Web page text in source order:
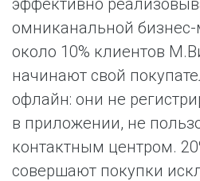
эффективно
омниканальной
около 10% клиентов
начинают свой
офлайн: они не
в приложении, не
контактным центром.
совершают покупки